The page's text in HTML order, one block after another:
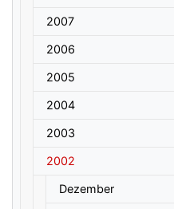
2007
2006
2005
2004
2003
2002
Dezember